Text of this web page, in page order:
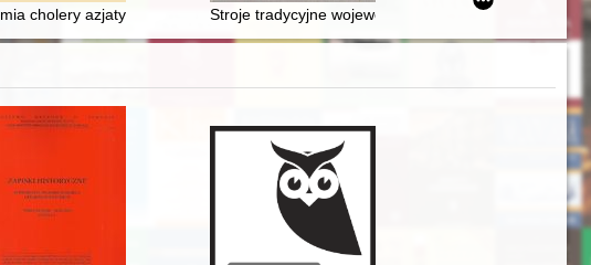
private "gimnazjum" in Borshchiv 1909-1914
w "Zimie wileńskiej" Witolda Hulewicza
orientalistyczne w Lelewelowskim archiwum Uniwersytetu Wileńskiego
cholery azjatyckiej w Prusach Wschodnich w XIX w. = Asiatic Cholera
Stroje tradycyjne województwa lubelskiego. T. 1,